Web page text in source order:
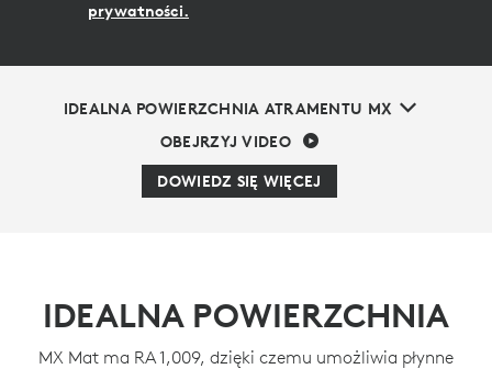
prywatności.
IDEALNA POWIERZCHNIA ATRAMENTU MX
OBEJRZYJ VIDEO
DOWIEDZ SIĘ WIĘCEJ
IDEALNA POWIERZCHNIA
MX Mat ma RA 1,009, dzięki czemu umożliwia płynne